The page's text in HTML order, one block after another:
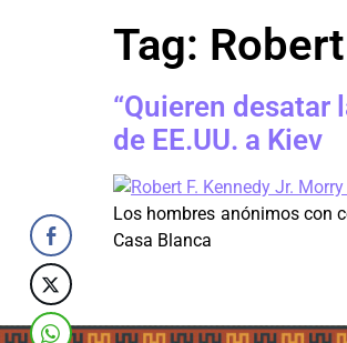
Tag:
“Quieren desatar
de EE.UU. a Kiev
Los hombres anónimos con
Casa Blanca